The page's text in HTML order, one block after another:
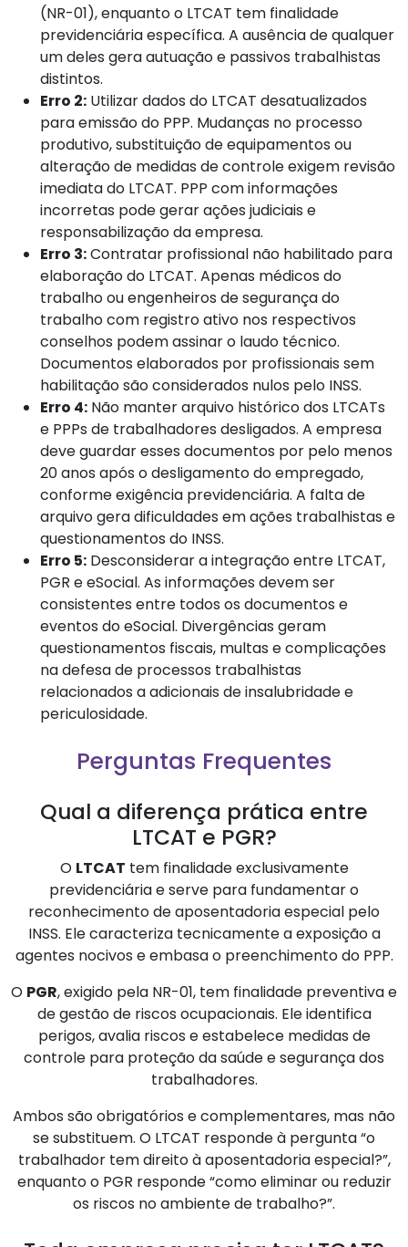
(NR-01), enquanto o LTCAT tem finalidade
previdenciária específica. A ausência de qualquer
um deles gera autuação e passivos trabalhistas
distintos.
Erro 2: Utilizar dados do LTCAT desatualizados
para emissão do PPP. Mudanças no processo
produtivo, substituição de equipamentos ou
alteração de medidas de controle exigem revisão
imediata do LTCAT. PPP com informações
incorretas pode gerar ações judiciais e
responsabilização da empresa.
Erro 3:Contratar profissional não habilitado para
elaboração do LTCAT. Apenas médicos do
trabalho ou engenheiros de segurança do
trabalho com registro ativo nos respectivos
conselhos podem assinar o laudo técnico.
Documentos elaborados por profissionais sem
habilitação são considerados nulos pelo INSS.
Erro 4: Não manter arquivo histórico dos LTCATs
e PPPs de trabalhadores desligados. A empresa
deve guardar esses documentos por pelo menos
20 anos após o desligamento do empregado,
conforme exigência previdenciária. A falta de
arquivo gera dificuldades em ações trabalhistas e
questionamentos do INSS.
Erro 5: Desconsiderar a integração entre LTCAT,
PGR e eSocial. As informações devem ser
consistentes entre todos os documentos e
eventos do eSocial. Divergências geram
questionamentos fiscais, multas e complicações
na defesa de processos trabalhistas
relacionados a adicionais de insalubridade e
periculosidade.
Perguntas Frequentes
Qual a diferença prática entre
LTCAT e PGR?
O LTCAT tem finalidade exclusivamente
previdenciária e serve para fundamentar o
reconhecimento de aposentadoria especial pelo
INSS. Ele caracteriza tecnicamente a exposição a
agentes nocivos e embasa o preenchimento do PPP.
O PGR, exigido pela NR-01, tem finalidade preventiva e
de gestão de riscos ocupacionais. Ele identifica
perigos, avalia riscos e estabelece medidas de
controle para proteção da saúde e segurança dos
trabalhadores.
Ambos são obrigatórios e complementares, mas não
se substituem. O LTCAT responde à pergunta “o
trabalhador tem direito à aposentadoria especial?”,
enquanto o PGR responde “como eliminar ou reduzir
os riscos no ambiente de trabalho?”.